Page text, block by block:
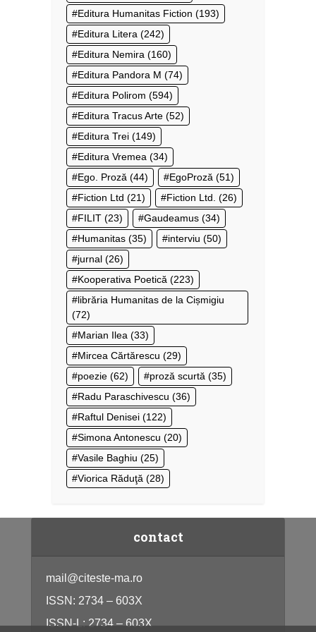
Editura Humanitas Fiction (193)
Editura Litera (242)
Editura Nemira (160)
Editura Pandora M (74)
Editura Polirom (594)
Editura Tracus Arte (52)
Editura Trei (149)
Editura Vremea (34)
Ego. Proză (44) EgoProză (51)
Fiction Ltd (21) Fiction Ltd. (26)
FILIT (23) Gaudeamus (34)
Humanitas (35) interviu (50)
jurnal (26)
Kooperativa Poetică (223)
librăria Humanitas de la Cișmigiu
(72)
Marian Ilea (33)
Mircea Cărtărescu (29)
poezie (62) proză scurtă (35)
Radu Paraschivescu (36)
Raftul Denisei (122)
Simona Antonescu (20)
Vasile Baghiu (25)
Viorica Răduţă (28)
contact
mail@citeste-ma.ro
ISSN: 2734 – 603X
ISSN-L: 2734 – 603X